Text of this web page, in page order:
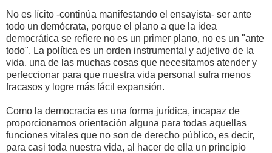
No es lícito -continúa manifestando el ensayista- ser ante
todo un demócrata, porque el plano a que la idea
democrática se refiere no es un primer plano, no es un "ante
todo". La política es un orden instrumental y adjetivo de la
vida, una de las muchas cosas que necesitamos atender y
perfeccionar para que nuestra vida personal sufra menos
fracasos y logre más fácil expansión.
Como la democracia es una forma jurídica, incapaz de
proporcionarnos orientación alguna para todas aquellas
funciones vitales que no son de derecho público, es decir,
para casi toda nuestra vida, al hacer de ella un principio